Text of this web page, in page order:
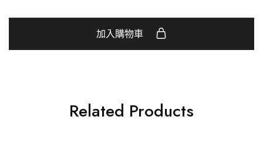
加入購物車
Related Products